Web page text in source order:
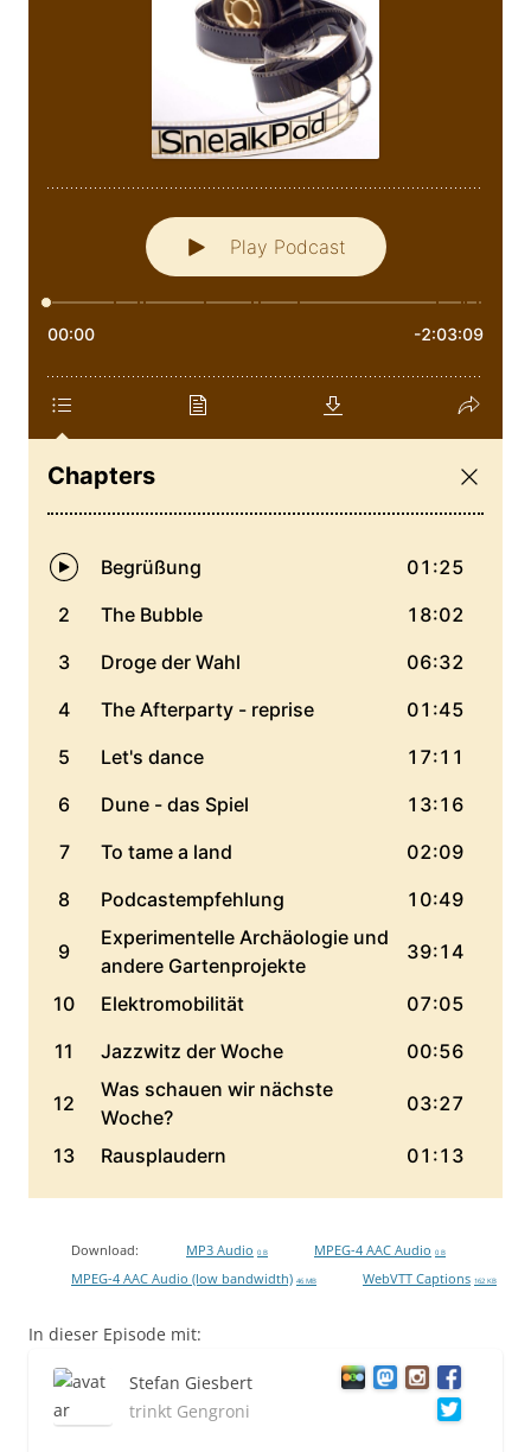
Download: MP3 Audio 0 B MPEG-4 AAC Audio 0 B
MPEG-4 AAC Audio (low bandwidth) 46 MB WebVTT Captions 162 KB
In dieser Episode mit:
Stefan Giesbert
trinkt Gengroni